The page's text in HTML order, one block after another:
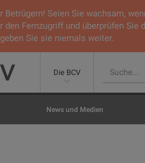
Betrügern! Seien Sie wachsam,
den Fernzugriff und überprüfen Sie
Sie sie niemals weiter.
Die BCV
News und Medien